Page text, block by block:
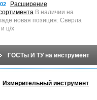
Расширение
В наличии на
новая позиция: Сверла
и ц/х
ГОСТы И ТУ на инструмент
Измерительный инструмент